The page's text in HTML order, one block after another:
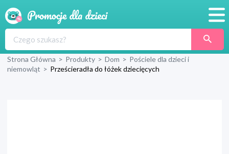
Produkty
Strona Główna > Produkty > Dom > Pościele dla dzieci i
niemowląt > Prześcieradła do łóżek dziecięcych